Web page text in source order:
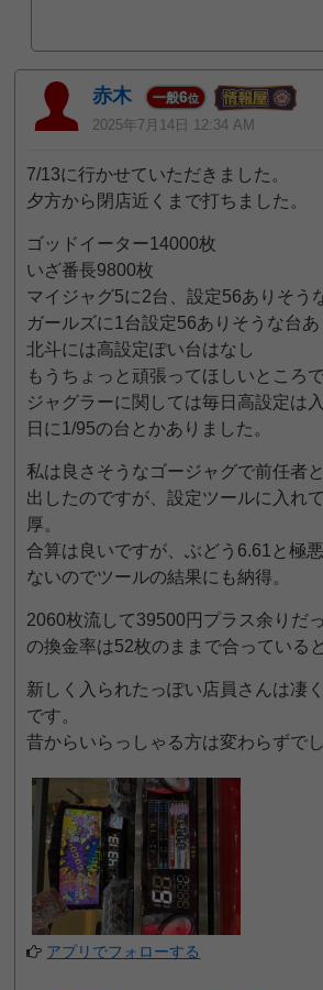
赤木 一般6位
2025年7月14日 12:34 AM
7/13に行かせていただきました。
夕方から閉店近くまで打ちました。
ゴッドイーター14000枚
いざ番長9800枚
マイジャグ5に2台、設定56ありそう
ガールズに1台設定56ありそうな台あ
北斗には高設定ぽい台はなし
もうちょっと頑張ってほしいところで
ジャグラーに関しては毎日高設定は
日に1/95の台とかありました。
私は良さそうなゴージャグで前任者
出したのですが、設定ツールに入れ
厚。
合算は良いですが、ぶどう6.61と極
ないのでツールの結果にも納得。
2060枚流して39500円プラス余りだ
の換金率は52枚のままで合っている
新しく入られたっぽい店員さんは凄
です。
昔からいらっしゃる方は変わらずでし
アプリでフォローする